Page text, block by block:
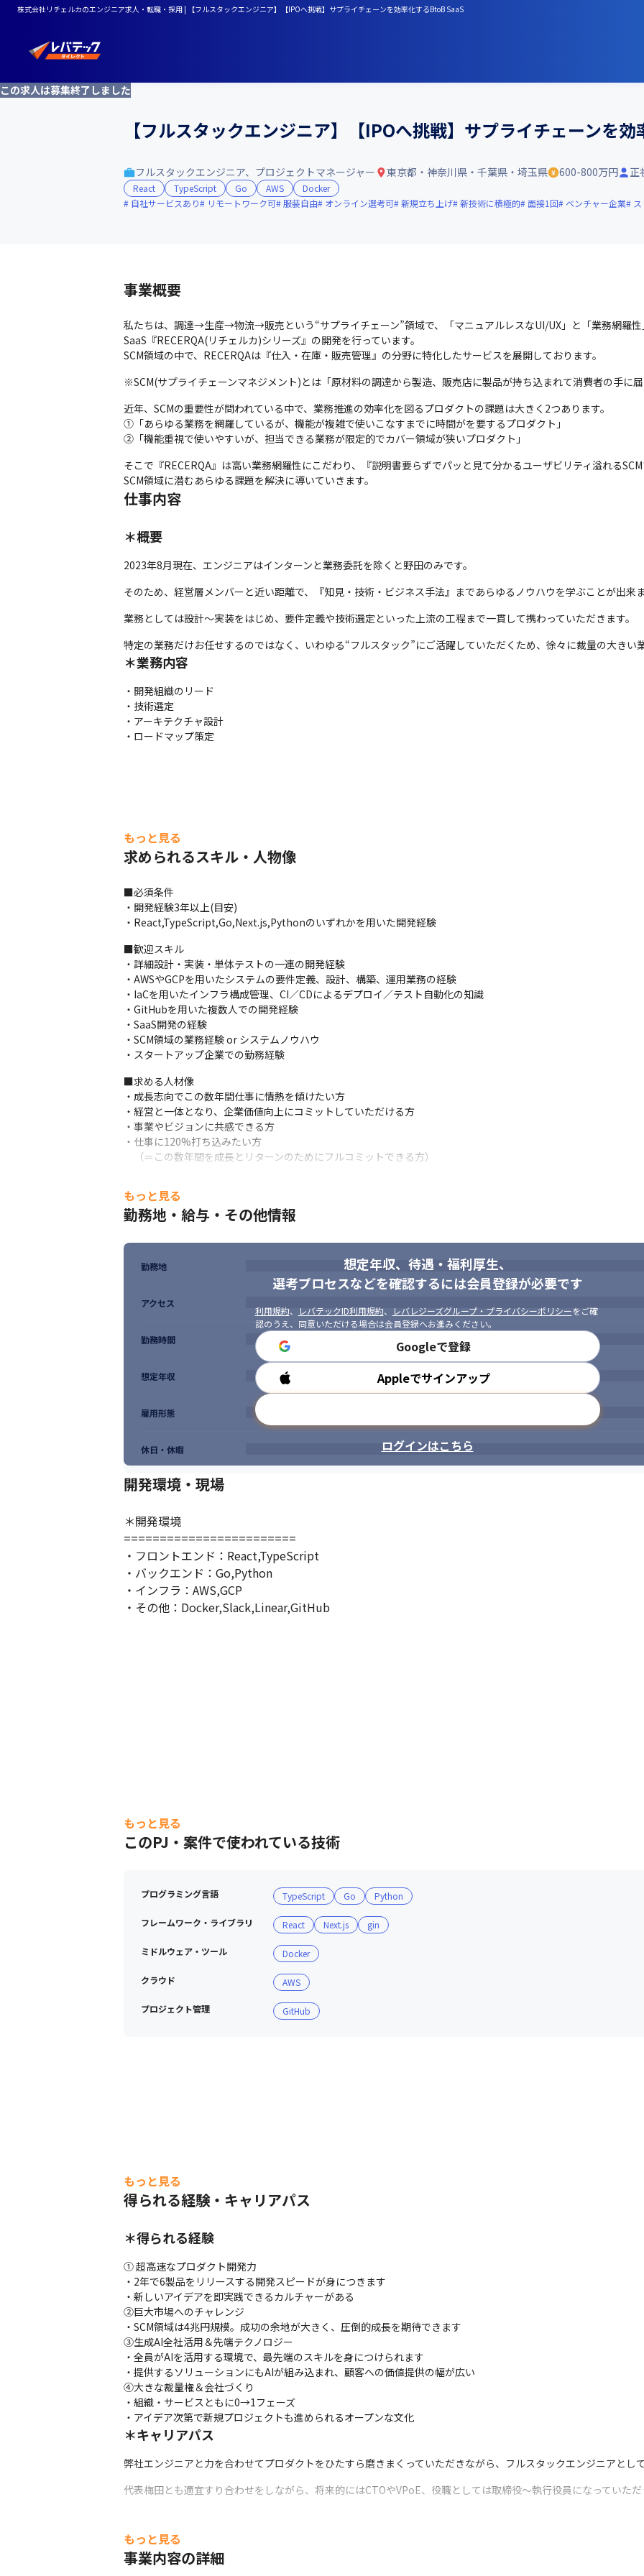
株式会社リチェルカのエンジニア求人・転職・採用 | 【フルスタックエンジニア】【IPOへ挑戦】サプライチェーンを効率化するBtoB SaaS
この求人は募集終了しました
【フルスタックエンジニア】【IPOへ挑戦】サプライチェーンを
フルスタックエンジニア、プロジェクトマネージャー 東京都・神奈川県・千葉県・埼玉県 600-800万円 正
React TypeScript Go AWS
Docker
自社サービスあり
リモートワーク可 服装自由 オンライン選考可 新規立ち上げ 新技術に積極的 面接1回 ベンチャー企業
事業概要
私たちは、調達→生産→物流→販売という“サプライチェーン”領域で、「マニュアルレスなUI/UX」と「業務網羅性
SaaS『RECERQA(リチェルカ)シリーズ』の開発を行っています。
SCM領域の中で、RECERQAは『仕入・在庫・販売管理』の分野に特化したサービスを展開しております。
※SCM(サプライチェーンマネジメント)とは「原材料の調達から製造、販売店に製品が持ち込まれて消費者の手に届
近年、SCMの重要性が問われている中で、業務推進の効率化を図るプロダクトの課題は大きく2つあります。
①「あらゆる業務を網羅しているが、機能が複雑で使いこなすまでに時間がを要するプロダクト」
②「機能重視で使いやすいが、担当できる業務が限定的でカバー領域が狭いプロダクト」
そこで『RECERQA』は高い業務網羅性にこだわり、『説明書要らずでパッと見て分かるユーザビリティ溢れるSCM
SCM領域に潜むあらゆる課題を解決に導いていきます。
仕事内容
＊概要
2023年8月現在、エンジニアはインターンと業務委託を除くと野田のみです。
そのため、経営層メンバーと近い距離で、『知見・技術・ビジネス手法』まであらゆるノウハウを学ぶことが出来ま
業務としては設計〜実装をはじめ、要件定義や技術選定といった上流の工程まで一貫して携わっていただきます。
特定の業務だけお任せするのではなく、いわゆる“フルスタック”にご活躍していただくため、徐々に裁量の大きい
＊業務内容
・開発組織のリード
・技術選定
・アーキテクチャ設計
・ロードマップ策定
もっと見る
求められるスキル・人物像
■必須条件
・開発経験3年以上(目安)
・React,TypeScript,Go,Next.js,Pythonのいずれかを用いた開発経験
■歓迎スキル
・詳細設計・実装・単体テストの一連の開発経験
・AWSやGCPを用いたシステムの要件定義、設計、構築、運用業務の経験
・IaCを用いたインフラ構成管理、CI／CDによるデプロイ／テスト自動化の知識
・GitHubを用いた複数人での開発経験
・SaaS開発の経験
・SCM領域の業務経験 or システムノウハウ
・スタートアップ企業での勤務経験
■求める人材像
・成長志向でこの数年間仕事に情熱を傾けたい方
・経営と一体となり、企業価値向上にコミットしていただける方
・事業やビジョンに共感できる方
・仕事に120%打ち込みたい方
（＝この数年間を成長とリターンのためにフルコミットできる方）
もっと見る
勤務地・給与・その他情報
想定年収、待遇・福利厚生、
選考プロセスなどを確認するには会員登録が必要です
利用規約、 レバテックID利用規約、 レバレジーズグループ・プライバシーポリシーをご確
認のうえ、同意いただける場合は会員登録へお進みください。
Googleで登録
Appleでサインアップ
ログインはこちら
勤務地
アクセス
勤務時間
想定年収
雇用形態
休日・休暇
開発環境・現場
＊開発環境
========================
・フロントエンド：React,TypeScript
・バックエンド：Go,Python
・インフラ：AWS,GCP
・その他：Docker,Slack,Linear,GitHub
もっと見る
このPJ・案件で使われている技術
プログラミング言語 TypeScript Go Python
フレームワーク・ライブラリ React Next.js gin
ミドルウェア・ツール Docker
クラウド AWS
プロジェクト管理 GitHub
もっと見る
得られる経験・キャリアパス
＊得られる経験
① 超高速なプロダクト開発力
・2年で6製品をリリースする開発スピードが身につきます
・新しいアイデアを即実践できるカルチャーがある
②巨大市場へのチャレンジ
・SCM領域は4兆円規模。成功の余地が大きく、圧倒的成長を期待できます
③生成AI全社活用＆先端テクノロジー
・全員がAIを活用する環境で、最先端のスキルを身につけられます
・提供するソリューションにもAIが組み込まれ、顧客への価値提供の幅が広い
④大きな裁量権＆会社づくり
・組織・サービスともに0→1フェーズ
・アイデア次第で新規プロジェクトも進められるオープンな文化
＊キャリアパス
弊社エンジニアと力を合わせてプロダクトをひたすら磨きまくっていただきながら、フルスタックエンジニアとし
代表梅田とも適宜すり合わせをしながら、将来的にはCTOやVPoE、役職としては取締役〜執行役員になっていただ
もっと見る
事業内容の詳細